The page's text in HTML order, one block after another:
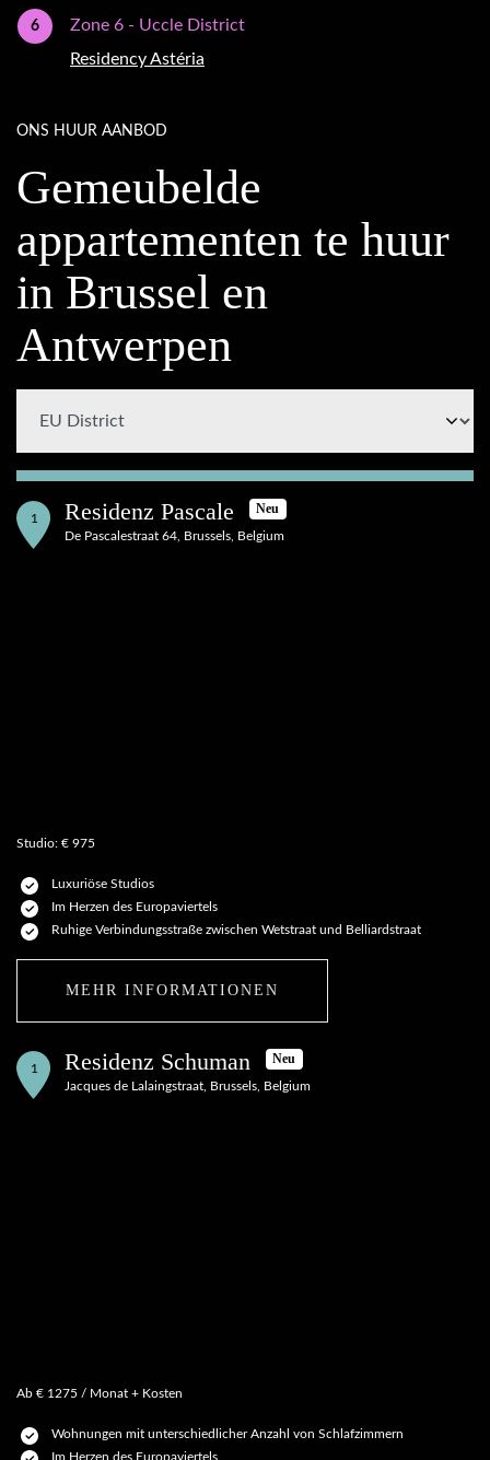
6
Zone 6 - Uccle District
Residency Astéria
ONS HUUR AANBOD
Gemeubelde
appartementen te huur
in Brussel en
Antwerpen
1 Residenz Pascale Neu
De Pascalestraat 64, Brussels, Belgium
Studio: € 975
Luxuriöse Studios
Im Herzen des Europaviertels
Ruhige Verbindungsstraße zwischen Wetstraat und Belliardstraat
MEHR INFORMATIONEN
1 Residenz Schuman Neu
Jacques de Lalaingstraat, Brussels, Belgium
Ab € 1275 / Monat + Kosten
Wohnungen mit unterschiedlicher Anzahl von Schlafzimmern
Im Herzen des Europaviertels